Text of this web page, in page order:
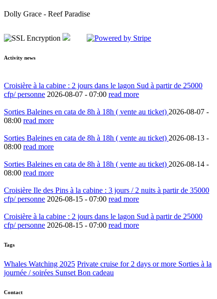
Dolly Grace - Reef Paradise
Activity news
Croisière à la cabine : 2 jours dans le lagon Sud à partir de 25000
cfp/ personne 2026-08-07 - 07:00 read more
Sorties Baleines en cata de 8h à 18h ( vente au ticket) 2026-08-07 -
08:00 read more
Sorties Baleines en cata de 8h à 18h ( vente au ticket) 2026-08-13 -
08:00 read more
Sorties Baleines en cata de 8h à 18h ( vente au ticket) 2026-08-14 -
08:00 read more
Croisière Ile des Pins à la cabine : 3 jours / 2 nuits à partir de 35000
cfp/ personne 2026-08-15 - 07:00 read more
Croisière à la cabine : 2 jours dans le lagon Sud à partir de 25000
cfp/ personne 2026-08-15 - 07:00 read more
Tags
Whales Watching 2025 Private cruise for 2 days or more Sorties à la
journée / soirées Sunset Bon cadeau
Contact